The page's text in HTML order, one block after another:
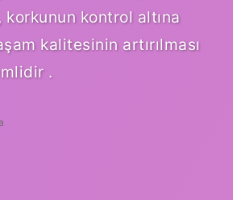
korkunun kontrol altına
kalitesinin artırılması
.